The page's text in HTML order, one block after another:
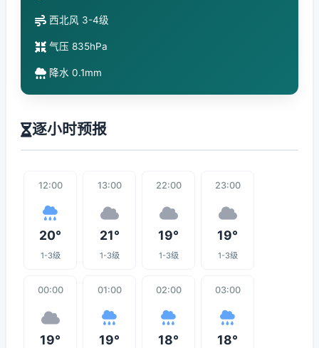
西北风 3-4级
气压 835hPa
降水 0.1mm
逐小时预报
12:00
20°
1-3级
13:00
21°
1-3级
22:00
19°
1-3级
23:00
19°
1-3级
00:00
19°
01:00
19°
02:00
18°
03:00
18°